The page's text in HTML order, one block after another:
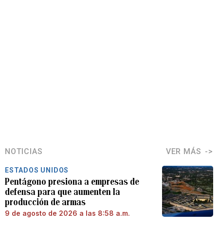
NOTICIAS VER MÁS
ESTADOS UNIDOS
Pentágono presiona a empresas de
defensa para que aumenten la
producción de armas
9 de agosto de 2026 a las 8:58 a.m.